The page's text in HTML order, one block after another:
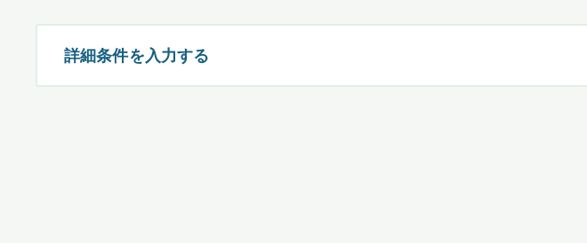
詳細条件を入力する